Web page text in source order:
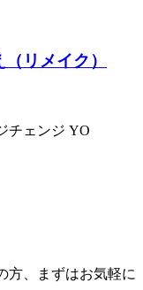
リメイク）
チェンジ YO
方、まずはお気軽に